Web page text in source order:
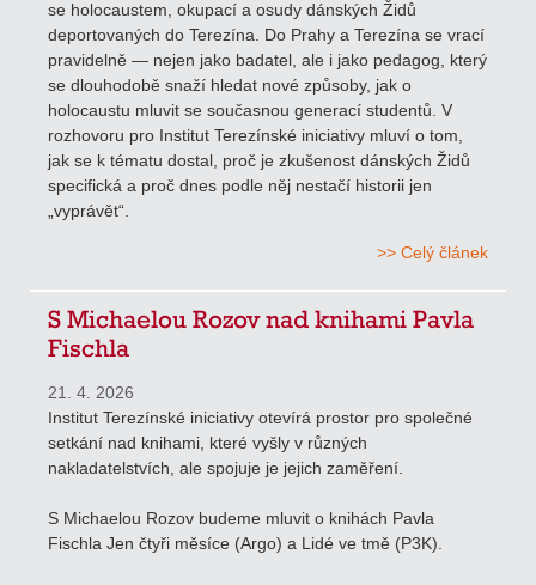
se holocaustem, okupací a osudy dánských Židů
deportovaných do Terezína. Do Prahy a Terezína se vrací
pravidelně — nejen jako badatel, ale i jako pedagog, který
se dlouhodobě snaží hledat nové způsoby, jak o
holocaustu mluvit se současnou generací studentů. V
rozhovoru pro Institut Terezínské iniciativy mluví o tom,
jak se k tématu dostal, proč je zkušenost dánských Židů
specifická a proč dnes podle něj nestačí historii jen
„vyprávět“.
>> Celý článek
S Michaelou Rozov nad knihami Pavla
Fischla
21. 4. 2026
Institut Terezínské iniciativy otevírá prostor pro společné
setkání nad knihami, které vyšly v různých
nakladatelstvích, ale spojuje je jejich zaměření.
S Michaelou Rozov budeme mluvit o knihách Pavla
Fischla Jen čtyři měsíce (Argo) a Lidé ve tmě (P3K).